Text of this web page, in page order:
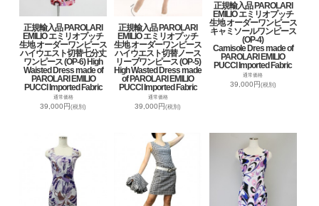
正規輸入品 PAROLARI
EMILIO エミリオプッチ
生地 オーダーワンピース
ハイウエスト切替七分丈
ワンピース (OP-6) High
Waisted Dress made of
PAROLARI EMILIO
PUCCI Imported Fabric
通常価格
39,000円(税別)
正規輸入品 PAROLARI
EMILIO エミリオプッチ
生地 オーダーワンピース
ハイウエスト切替ノース
リーブワンピース (OP-5)
High Wasted Dress made
of PAROLARI EMILIO
PUCCI Imported Fabric
通常価格
39,000円(税別)
正規輸入品 PAROLARI
EMILIO エミリオプッチ
生地 オーダーワンピース
キャミソールワンピース
(OP-4)
Camisole Dres made of
PAROLARI EMILIO
PUCCI Imported Fabric
通常価格
39,000円(税別)